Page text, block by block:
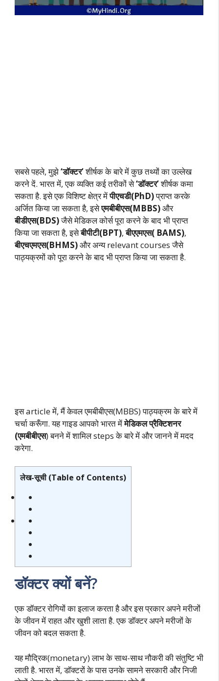
सबसे पहले, मुझे‘डॉक्टर’शीर्षक के बारे में कुछ तथ्यों का उल्लेख
करने दें. भारत में, एक व्यक्ति कई तरीकों से‘डॉक्टर’शीर्षक कमा
सकता है. इसे एक विशिष्ट क्षेत्र मेंपीएचडी(PhD)प्राप्त करके
अर्जित किया जा सकता है, इसेएमबीबीएस(MBBS)और
बीडीएस(BDS)जैसे मेडिकल कोर्स पूरा करने के बाद भी प्राप्त
किया जा सकता है, इसेबीपीटी(BPT),बीएएमएस( BAMS),
बीएचएमएस(BHMS)और अन्य relevant courses जैसे
पाठ्यक्रमों को पूरा करने के बाद भी प्राप्त किया जा सकता है.
इस article में, मैं केवल एमबीबीएस(MBBS) पाठ्यक्रम के बारे में
चर्चा करूँगा. यह गाइड आपको भारत मेंमेडिकल प्रैक्टिशनर
(एमबीबीएस) बनने में शामिल steps के बारे में और जानने में मदद
करेगा.
लेख-सूची (Table of Contents)
डॉक्टर क्यों बनें?
एक डॉक्टर रोगियों का इलाज करता है और इस प्रकार अपने मरीजों
के जीवन में राहत और खुशी लाता है. एक डॉक्टर अपने मरीजों के
जीवन को बदल सकता है.
यह मौद्रिक(monetary) लाभ के साथ-साथ नौकरी की संतुष्टि भी
लाती है. भारत में, डॉक्टरों के पास उनके सामने सरकारी और निजी